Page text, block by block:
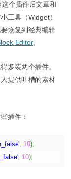
个插件后文章和
工具（Widget）
恢复到经典编辑
Editor。
多装两个插件。
提供吐槽的素材
插件：
, 10);
, 10);